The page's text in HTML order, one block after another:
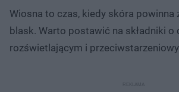
Wiosna to czas, kiedy skóra powinna
blask. Warto postawić na składniki o
rozświetlającym i